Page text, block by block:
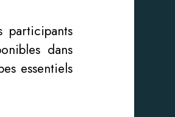
dans
essentiels